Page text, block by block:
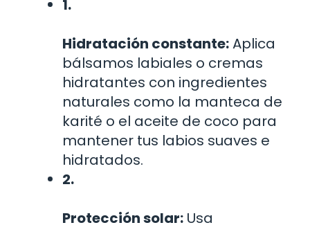
1.
Hidratación constante:Aplica
bálsamos labiales o cremas
hidratantes con ingredientes
naturales como la manteca de
karité o el aceite de coco para
mantener tus labios suaves e
hidratados.
2.
Protección solar: Usa